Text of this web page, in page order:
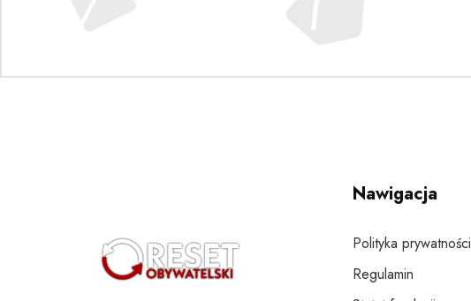
Nawigacja
Polityka prywatności
Regulamin